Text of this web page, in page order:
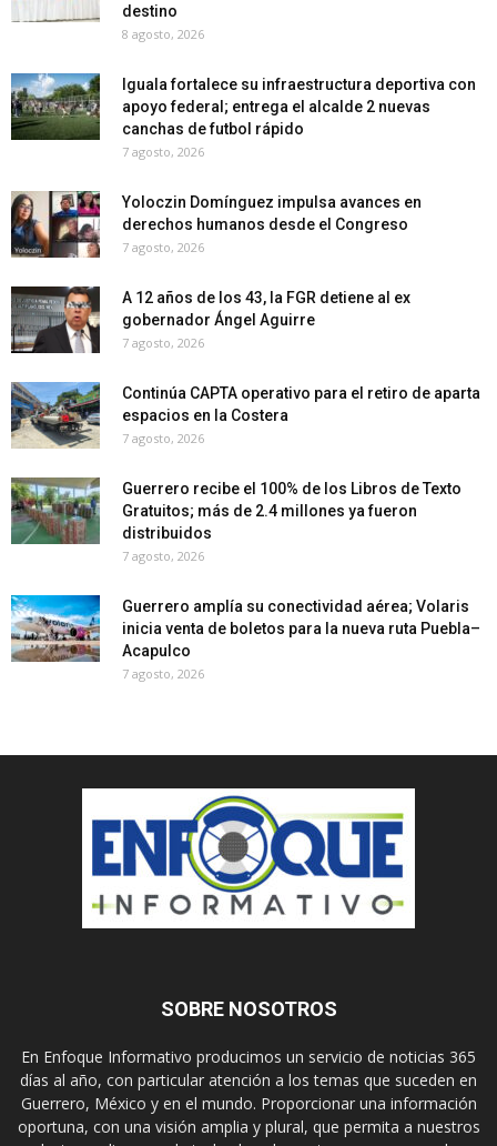
destino
8 agosto, 2026
Iguala fortalece su infraestructura deportiva con
apoyo federal; entrega el alcalde 2 nuevas
canchas de futbol rápido
7 agosto, 2026
Yoloczin Domínguez impulsa avances en
derechos humanos desde el Congreso
7 agosto, 2026
A 12 años de los 43, la FGR detiene al ex
gobernador Ángel Aguirre
7 agosto, 2026
Continúa CAPTA operativo para el retiro de aparta
espacios en la Costera
7 agosto, 2026
Guerrero recibe el 100% de los Libros de Texto
Gratuitos; más de 2.4 millones ya fueron
distribuidos
7 agosto, 2026
Guerrero amplía su conectividad aérea; Volaris
inicia venta de boletos para la nueva ruta Puebla–
Acapulco
7 agosto, 2026
SOBRE NOSOTROS
En Enfoque Informativo producimos un servicio de noticias 365
días al año, con particular atención a los temas que suceden en
Guerrero, México y en el mundo. Proporcionar una información
oportuna, con una visión amplia y plural, que permita a nuestros